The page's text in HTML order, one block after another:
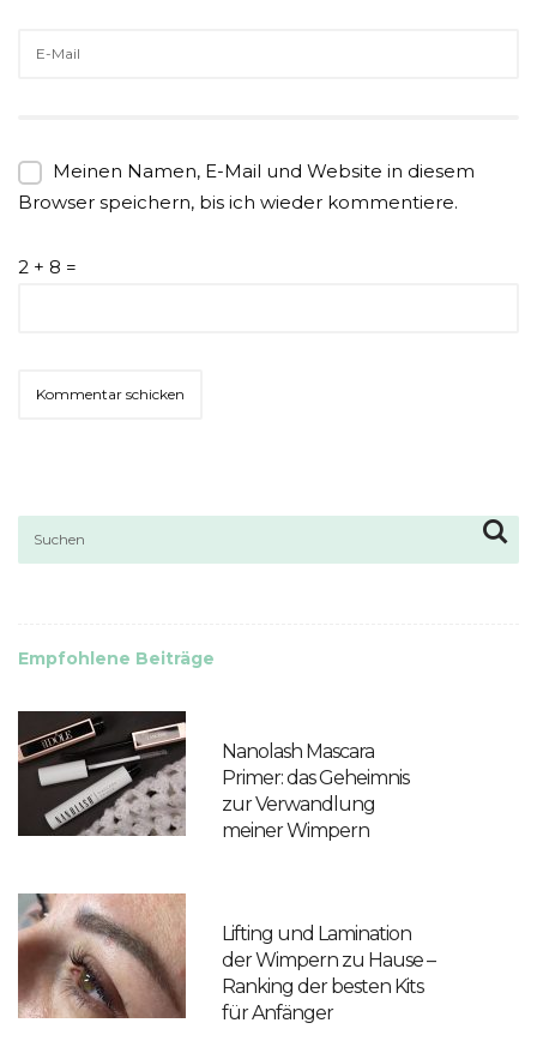
Meinen Namen, E-Mail und Website in diesem
Browser speichern, bis ich wieder kommentiere.
2 + 8 =
Empfohlene Beiträge
Nanolash Mascara
Primer: das Geheimnis
zur Verwandlung
meiner Wimpern
Lifting und Lamination
der Wimpern zu Hause –
Ranking der besten Kits
für Anfänger